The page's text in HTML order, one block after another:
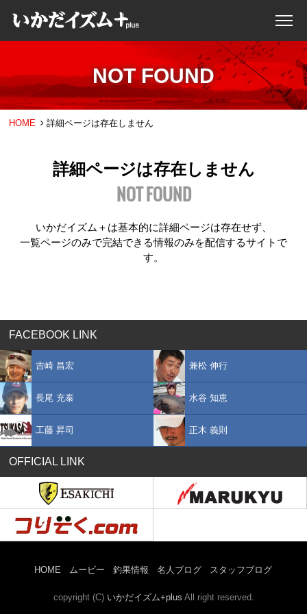
NOT FOUND
HOME 詳細ページは存在しません
詳細ページは存在しません
NOT FOUND
いかだイズム＋は基本的に詳細ページは存在せず、
一覧ページのみで完結できる情報のみを配信するサイトで
す。
FACEBOOK LINK
吉崎 昌宏 兼松 伸行
長尾 充泰 水谷 知恵
工藤 昇司 正木 義則
OFFICIAL LINK
HOME ムービー 釣果情報 名人ブログ スタッフブログ
copyright (C) いかだイズム+plus All right reserved.